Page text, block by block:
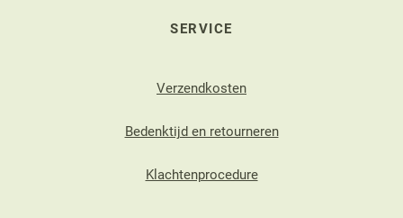
SERVICE
Verzendkosten
Bedenktijd en retourneren
Klachtenprocedure